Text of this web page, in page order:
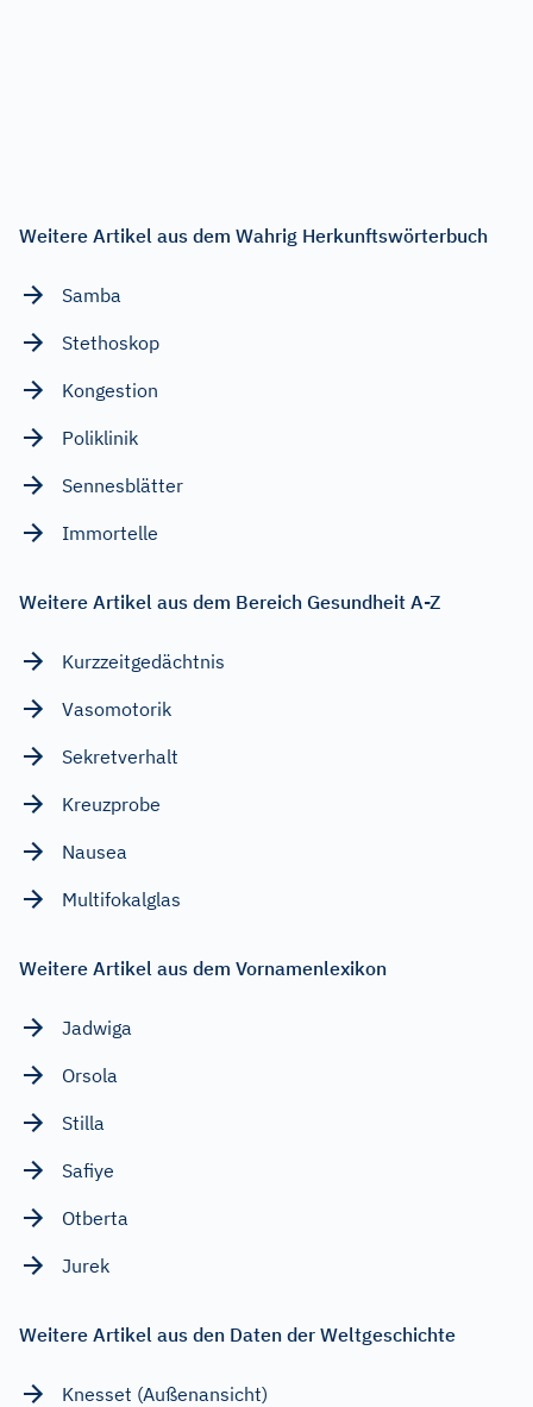
Weitere Artikel aus dem Wahrig Herkunftswörterbuch
Samba
Stethoskop
Kongestion
Poliklinik
Sennesblätter
Immortelle
Weitere Artikel aus dem Bereich Gesundheit A-Z
Kurzzeitgedächtnis
Vasomotorik
Sekretverhalt
Kreuzprobe
Nausea
Multifokalglas
Weitere Artikel aus dem Vornamenlexikon
Jadwiga
Orsola
Stilla
Safiye
Otberta
Jurek
Weitere Artikel aus den Daten der Weltgeschichte
Knesset (Außenansicht)